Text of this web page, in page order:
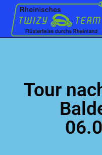
Tour